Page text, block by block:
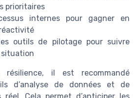
prioritaires
internes pour gagner en
outils de pilotage pour suivre
situation
il est recommandé
d’analyse de données et de
Cela permet d’anticiper les